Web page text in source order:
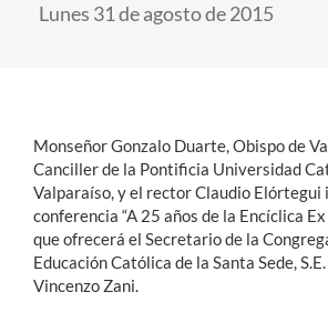
Alumni
English
Lunes 31 de agosto de 2015
Monseñor Gonzalo Duarte, Obispo de
Canciller de la Pontificia Universidad
Valparaíso, y el rector Claudio Elórtegui
conferencia “A 25 años de la Encíclica
que ofrecerá el Secretario de la
Educación Católica de la Santa Sede,
Vincenzo Zani.